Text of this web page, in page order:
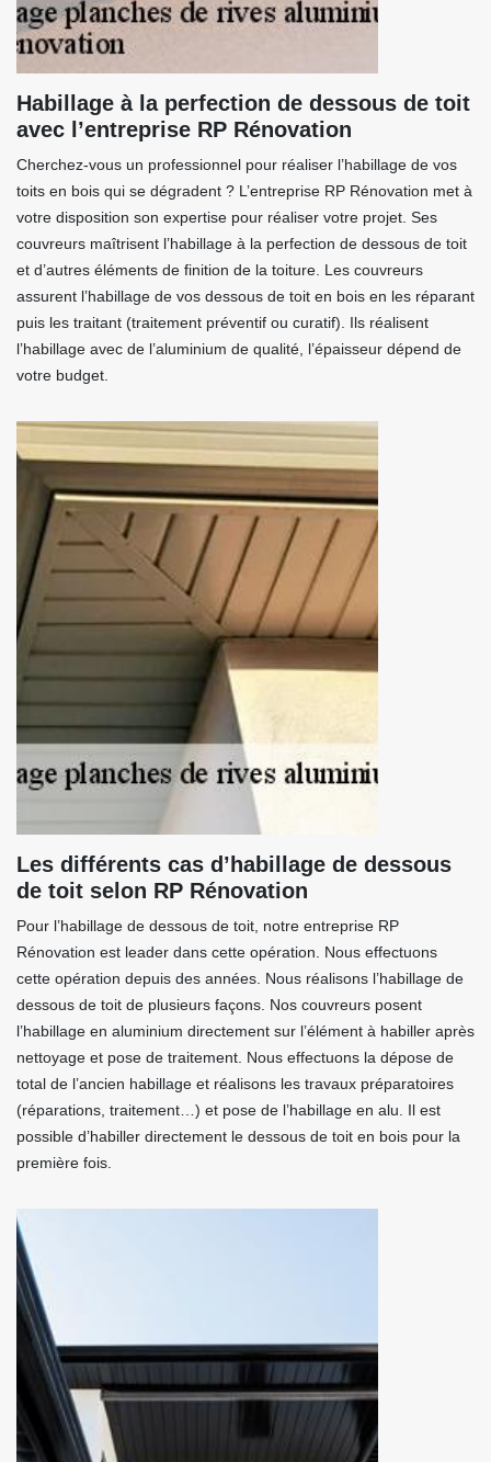
Habillage à la perfection de dessous de toit
avec l’entreprise RP Rénovation
Cherchez-vous un professionnel pour réaliser l’habillage de vos
toits en bois qui se dégradent ? L’entreprise RP Rénovation met à
votre disposition son expertise pour réaliser votre projet. Ses
couvreurs maîtrisent l’habillage à la perfection de dessous de toit
et d’autres éléments de finition de la toiture. Les couvreurs
assurent l’habillage de vos dessous de toit en bois en les réparant
puis les traitant (traitement préventif ou curatif). Ils réalisent
l’habillage avec de l’aluminium de qualité, l’épaisseur dépend de
votre budget.
Les différents cas d’habillage de dessous
de toit selon RP Rénovation
Pour l’habillage de dessous de toit, notre entreprise RP
Rénovation est leader dans cette opération. Nous effectuons
cette opération depuis des années. Nous réalisons l’habillage de
dessous de toit de plusieurs façons. Nos couvreurs posent
l’habillage en aluminium directement sur l’élément à habiller après
nettoyage et pose de traitement. Nous effectuons la dépose de
total de l’ancien habillage et réalisons les travaux préparatoires
(réparations, traitement…) et pose de l’habillage en alu. Il est
possible d’habiller directement le dessous de toit en bois pour la
première fois.